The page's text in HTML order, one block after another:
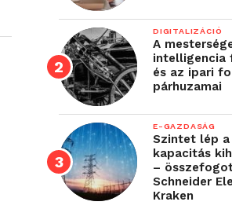
DIGITALIZÁCIÓ
A
intelligencia
és az ipari
párhuzamai
E-GAZDASÁG
Szintet lép
kapacitás
–
Schneider
Kraken